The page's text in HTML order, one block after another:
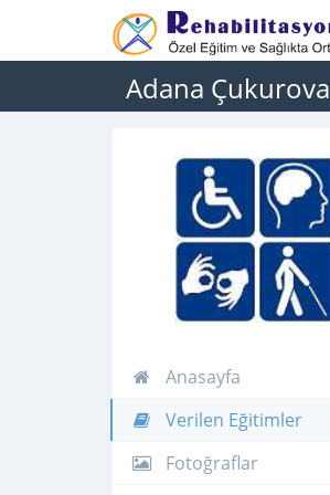
Adana
Anasayfa
Verilen Eğitimler
Fotoğraflar